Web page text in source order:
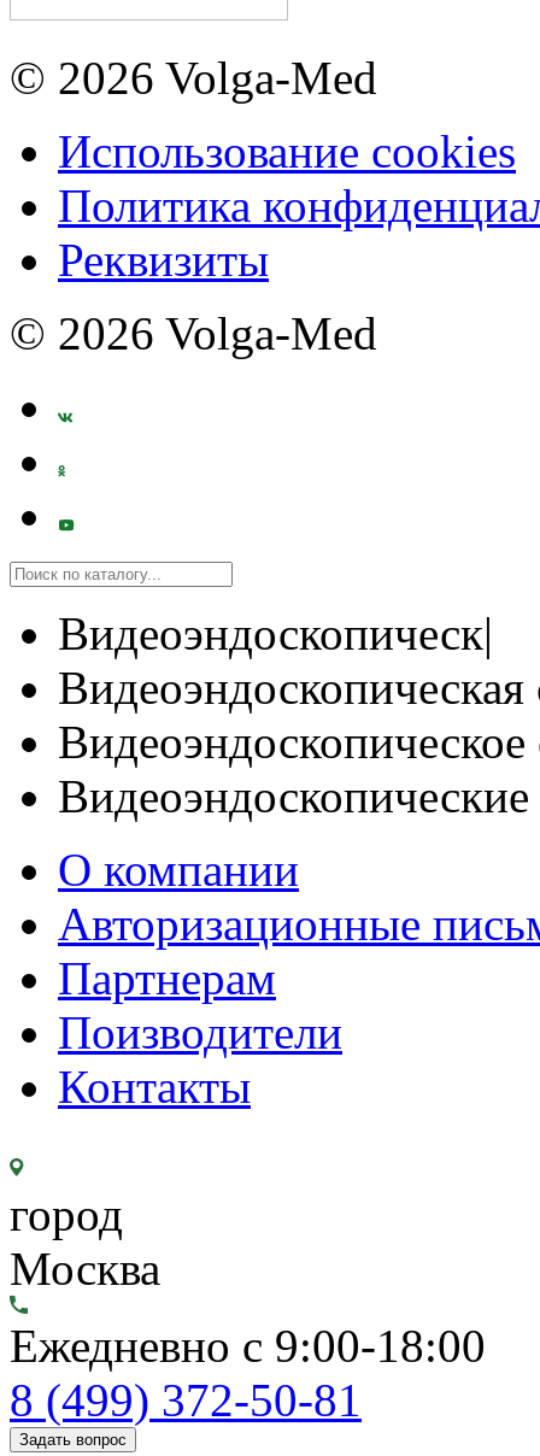
© 2026 Volga-Med
Использование cookies
Политика
Реквизиты
© 2026 Volga-Med
Видеоэндоскопическ|
Видеоэндоскопическая
О компании
Авторизационные
Партнерам
Поизводители
Контакты
город
Москва
Ежедневно с 9:00-18:00
8 (499) 372-50-81
Задать вопрос